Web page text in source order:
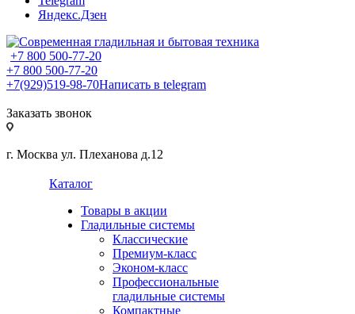
Яндекс.Дзен
+7 800 500-77-20
+7 800 500-77-20
+7(929)519-98-70Написать в telegram
Заказать звонок
г. Москва ул. Плеханова д.12
Каталог
Товары в акции
Гладильные системы
Классические
Премиум-класс
Эконом-класс
Профессиональные
гладильные системы
Компактные